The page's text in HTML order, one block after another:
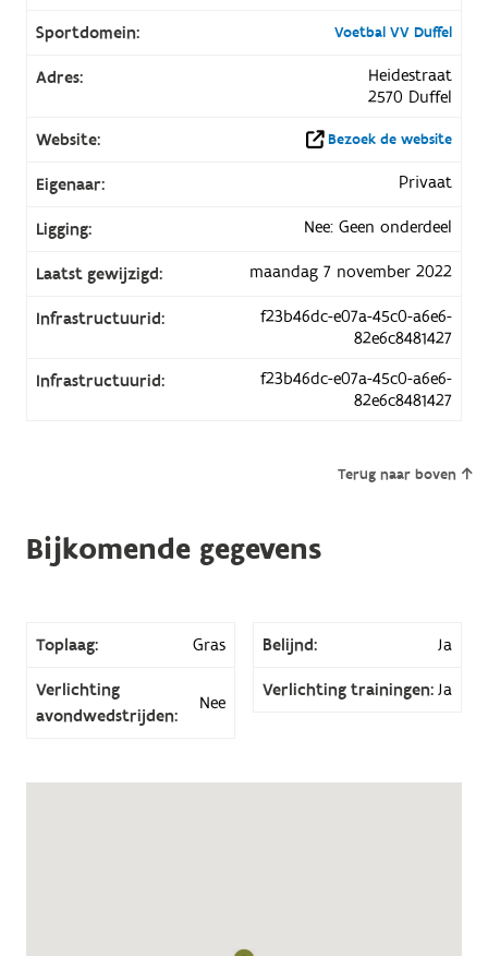
Sportdomein: Voetbal VV Duffel
Adres:
Heidestraat
2570 Duffel
Website:
Bezoek de website
Eigenaar: Privaat
Ligging: Nee: Geen onderdeel
Laatst gewijzigd: maandag 7 november 2022
Infrastructuurid:
f23b46dc-e07a-45c0-a6e6-
82e6c8481427
Infrastructuurid:
f23b46dc-e07a-45c0-a6e6-
82e6c8481427
Terug naar boven
Bijkomende gegevens
Toplaag: Gras Belijnd: Ja
Verlichting
avondwedstrijden:
Nee
Verlichting trainingen: Ja